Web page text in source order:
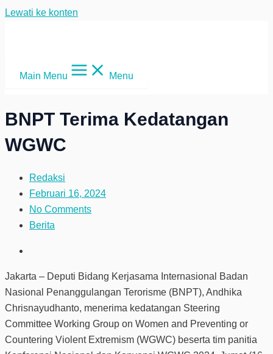
Lewati ke konten
Main Menu Menu
BNPT Terima Kedatangan
WGWC
Redaksi
Februari 16, 2024
No Comments
Berita
Jakarta – Deputi Bidang Kerjasama Internasional Badan
Nasional Penanggulangan Terorisme (BNPT), Andhika
Chrisnayudhanto, menerima kedatangan Steering
Committee Working Group on Women and Preventing or
Countering Violent Extremism (WGWC) beserta tim panitia